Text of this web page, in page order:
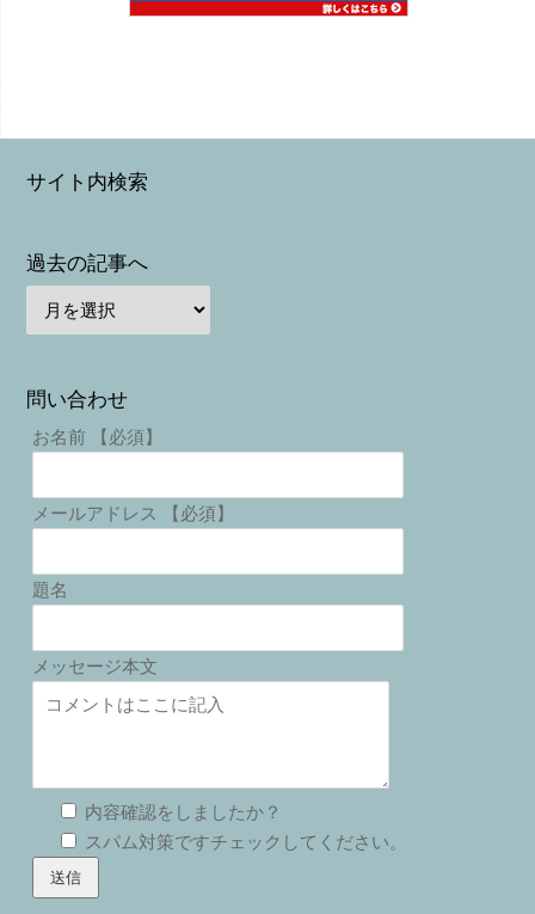
サイト内検索
過去の記事へ
問い合わせ
お名前 【必須】
メールアドレス 【必須】
題名
メッセージ本文
内容確認をしましたか？
スパム対策ですチェックしてください。